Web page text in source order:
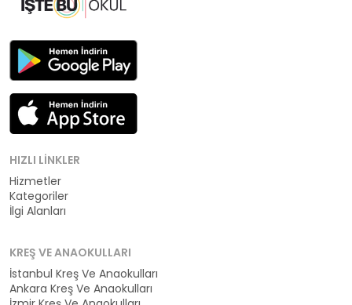
HIZLI LINKLER
Hizmetler
Kategoriler
İlgi Alanları
KREŞ VE ANAOKULLARI
İstanbul Kreş Ve Anaokulları
Ankara Kreş Ve Anaokulları